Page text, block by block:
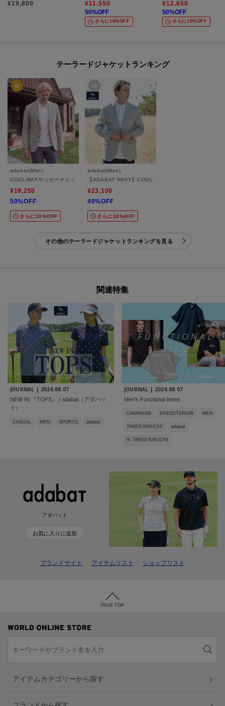
¥19,800 ¥11,550
50%OFF
さらに10%OFF
¥12,650
50%OFF
さらに10%OFF
テーラードジャケットランキング
adabat(Men)
COOLMAXサッカーチェックジャケット
¥19,250
50%OFF
さらに10%OFF
adabat(Men)
【ADABAT NAVY】COOLMAXサッカージャケット
¥23,100
40%OFF
さらに10%OFF
その他のテーラードジャケットランキングを見る
関連特集
JOURNAL | 2026.08.07
NEW IN 『TOPS』 | adabat（アダバッ
ト）
CASUAL MEN SPORTS adabat
JOURNAL | 2026.08.07
Men's Functional Items
CAMPAIGN DRESSTERIOR MEN
TAKEO KIKUCHI adabat
tk.TAKEO KIKUCHI
アダバット
お気に入りに追加
ブランドサイト アイテムリスト ショップリスト
PAGE TOP
アイテムカテゴリーから探す